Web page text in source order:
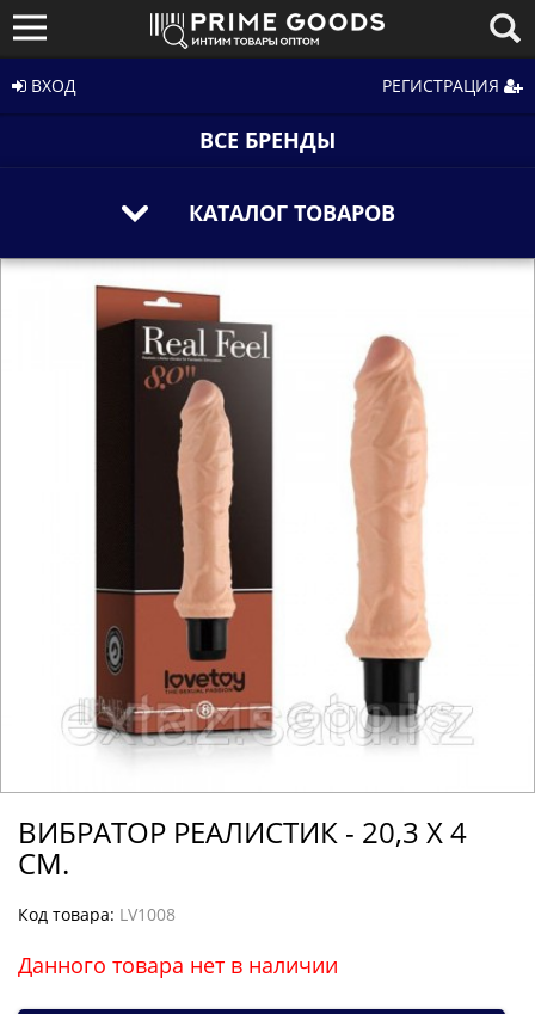
ВХОД РЕГИСТРАЦИЯ
ВСЕ БРЕНДЫ
КАТАЛОГ ТОВАРОВ
ВИБРАТОР РЕАЛИСТИК - 20,3 Х 4
СМ.
Код товара: LV1008
Данного товара нет в наличии